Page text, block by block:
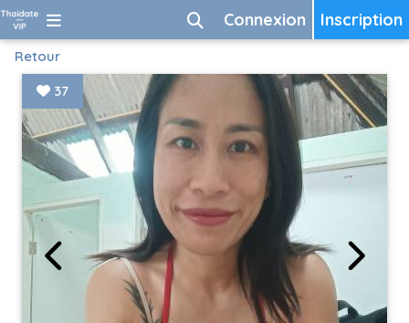
Inscription
Connexion
Retour
37